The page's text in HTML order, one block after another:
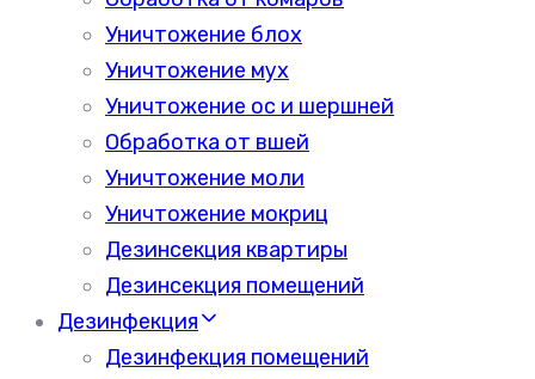
Уничтожение блох
Уничтожение мух
Уничтожение ос и шершней
Обработка от вшей
Уничтожение моли
Уничтожение мокриц
Дезинсекция квартиры
Дезинсекция помещений
Дезинфекция
Дезинфекция помещений